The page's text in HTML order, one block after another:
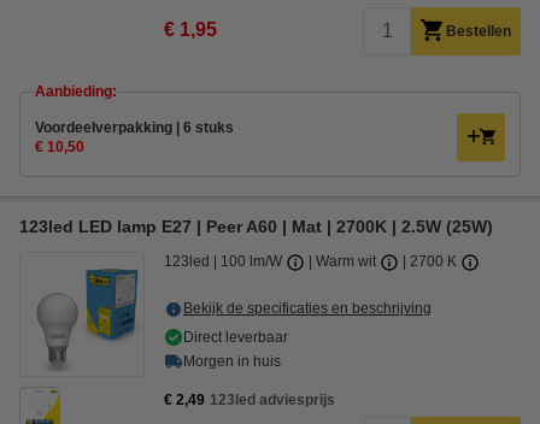
€ 1,95 Bestellen
Aanbieding:
Voordeelverpakking | 6 stuks
€ 10,50
123led LED lamp E27 | Peer A60 | Mat | 2700K | 2.5W (25W)
123led 100 lm/W Warm wit 2700 K
Bekijk de specificaties en beschrijving
Direct leverbaar
Morgen in huis
€ 2,49 123led adviesprijs